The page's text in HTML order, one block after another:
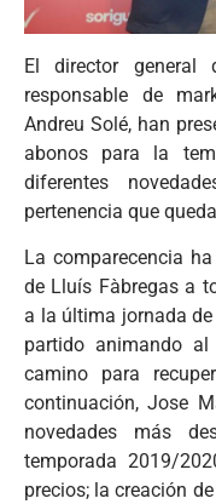
El director general
responsable de
Andreu Solé, han
abonos para la
diferentes
pertenencia que
La comparecencia
de Lluís Fàbregas a
a la última jornada
partido animando
camino para
continuación, Jose
novedades más
temporada 2019/
precios; la creación